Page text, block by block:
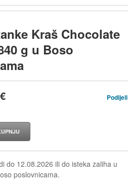
Kraš Chocolate
g u Boso
Podijeli
do 12.08.2026 ili do isteka zaliha u
poslovnicama.